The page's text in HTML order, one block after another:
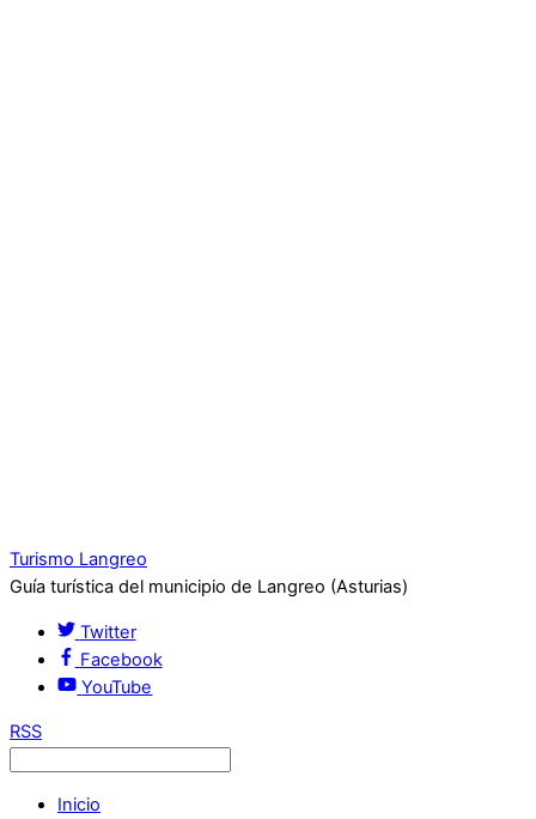
Turismo Langreo
Guía turística del municipio de Langreo (Asturias)
Twitter
Facebook
YouTube
RSS
Inicio